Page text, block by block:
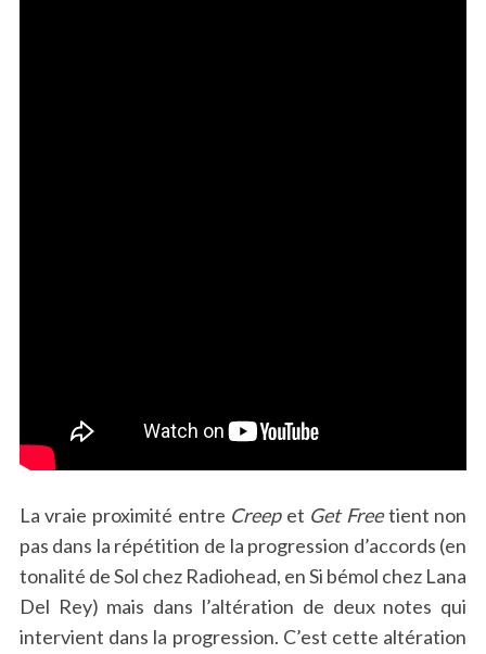
La vraie proximité entre Creepet Get Freetient non
pas dans la répétition de la progression d’accords (en
tonalité de Sol chez Radiohead, en Si bémol chez Lana
Del Rey) mais dans l’altération de deux notes qui
intervient dans la progression. C’est cette altération